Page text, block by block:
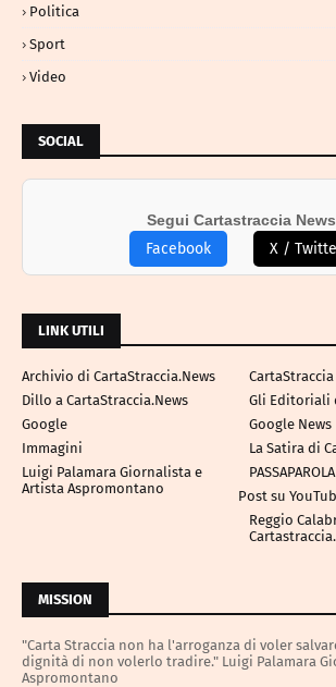
Politica
Sport
Video
SOCIAL
Segui Cartastraccia
Facebook X /
LINK UTILI
Archivio di CartaStraccia.News
Dillo a CartaStraccia.News
Gli Editoriali
Google
Google News
Immagini
La Satira di
Luigi Palamara Giornalista e
Artista Aspromontano
PASSAPAROLA
Post su
Reggio
MISSION
"Carta Straccia non ha l'arroganza di voler
dignità di non volerlo tradire." Luigi Palamara
Aspromontano